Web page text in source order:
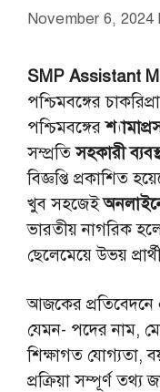
November 6, 2024
SMP Assistant
পশ্চিমবঙ্গের
পশ্চিমবঙ্গের
সম্প্রতিসহকারী
বিজ্ঞপ্তি প্রকাশিত
খুব সহজেই
ভারতীয় নাগরিক
ছেলেমেয়ে উভয়
আজকের প্রতিবেদনে
যেমন- পদের নাম,
শিক্ষাগত যোগ্যতা,
প্রক্রিয়া সম্পূর্ণ তথ্য